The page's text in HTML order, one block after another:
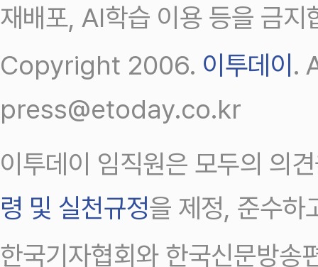
재배포, AI학습 이용 등을 금지
Copyright 2006. 이투데이.
press@etoday.co.kr
이투데이 임직원은 모두의 의
령 및 실천규정을 제정, 준수하
한국기자협회와 한국신문방송